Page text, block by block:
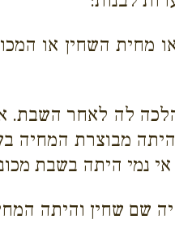
מחית השחין או
לה לאחר השבת.
מבוצרת
נמי היתה בשבת
שם שחין והיתה